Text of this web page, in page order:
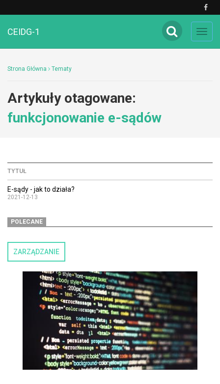
CEIDG-1
Strona Główna Tematy
Artykuły otagowane:
funkcjonowanie e-sądów
TYTUŁ
E-sądy - jak to działa?
2021-12-13
POLECANE
ZARZĄDZANIE